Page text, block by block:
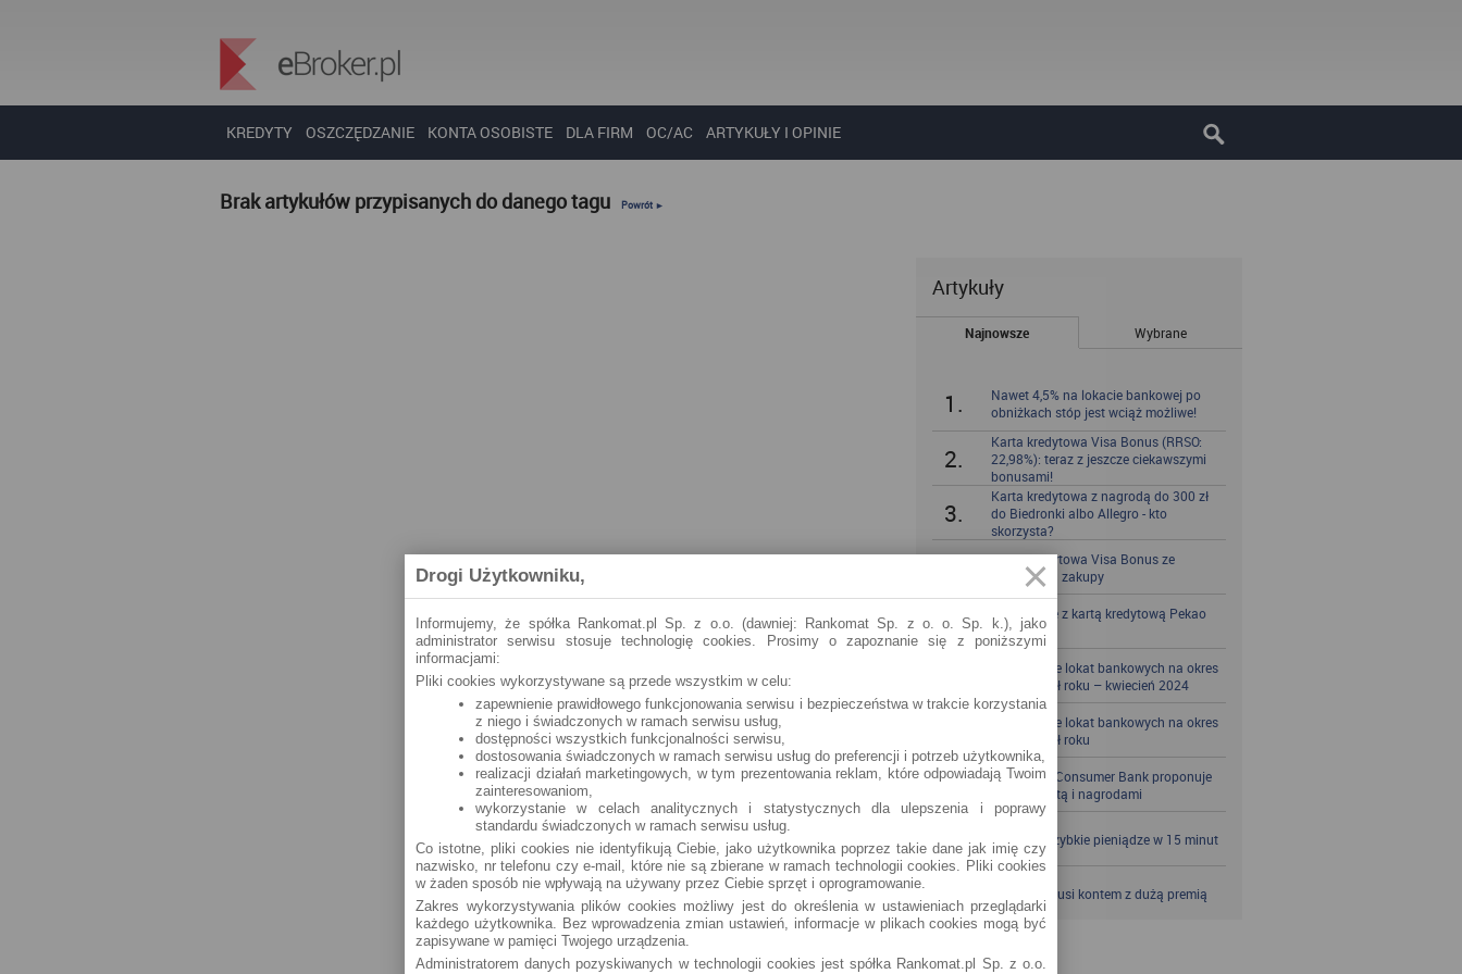
KREDYTY OSZCZĘDZANIE KONTA OSOBISTE DLA FIRM OC/AC ARTYKUŁY I OPINIE
Brak artykułów przypisanych do danego tagu Powrót ►
Artykuły
Najnowsze Wybrane
1.
Nawet 4,5% na lokacie bankowej po
obniżkach stóp jest wciąż możliwe!
2.
Karta kredytowa Visa Bonus (RRSO:
22,98%): teraz z jeszcze ciekawszymi
bonusami!
3.
Karta kredytowa z nagrodą do 300 zł
do Biedronki albo Allegro - kto
skorzysta?
Karta kredytowa Visa Bonus ze
zwrotem za zakupy
5.
Zbieraj mile z kartą kredytową Pekao
S.A.
Porównanie lokat bankowych na okres
powyżej pół roku – kwiecień 2024
Porównanie lokat bankowych na okres
powyżej pół roku
8.
Santander Consumer Bank proponuje
jesień z kartą i nagrodami
9. SKOK po szybkie pieniądze w 15 minut
10. VeloBank kusi kontem z dużą premią
Drogi Użytkowniku,
Informujemy, że spółka Rankomat.pl Sp. z o.o. (dawniej: Rankomat Sp. z o. o. Sp. k.), jako
administrator serwisu stosuje technologię cookies. Prosimy o zapoznanie się z poniższymi
informacjami:
Pliki cookies wykorzystywane są przede wszystkim w celu:
zapewnienie prawidłowego funkcjonowania serwisu i bezpieczeństwa w trakcie korzystania
z niego i świadczonych w ramach serwisu usług,
dostępności wszystkich funkcjonalności serwisu,
dostosowania świadczonych w ramach serwisu usług do preferencji i potrzeb użytkownika,
realizacji działań marketingowych, w tym prezentowania reklam, które odpowiadają Twoim
zainteresowaniom,
wykorzystanie w celach analitycznych i statystycznych dla ulepszenia i poprawy
standardu świadczonych w ramach serwisu usług.
Co istotne, pliki cookies nie identyfikują Ciebie, jako użytkownika poprzez takie dane jak imię czy
nazwisko, nr telefonu czy e-mail, które nie są zbierane w ramach technologii cookies. Pliki cookies
w żaden sposób nie wpływają na używany przez Ciebie sprzęt i oprogramowanie.
Zakres wykorzystywania plików cookies możliwy jest do określenia w ustawieniach przeglądarki
każdego użytkownika. Bez wprowadzenia zmian ustawień, informacje w plikach cookies mogą być
zapisywane w pamięci Twojego urządzenia.
Administratorem danych pozyskiwanych w technologii cookies jest spółka Rankomat.pl Sp. z o.o.